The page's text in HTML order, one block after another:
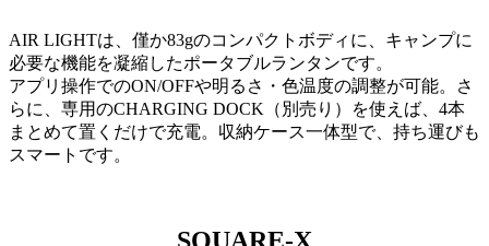
AIR LIGHTは、僅か83gのコンパクトボディに、キャンプに
必要な機能を凝縮したポータブルランタンです。
アプリ操作でのON/OFFや明るさ・色温度の調整が可能。さ
らに、専用のCHARGING DOCK（別売り）を使えば、4本
まとめて置くだけで充電。収納ケース一体型で、持ち運びも
スマートです。